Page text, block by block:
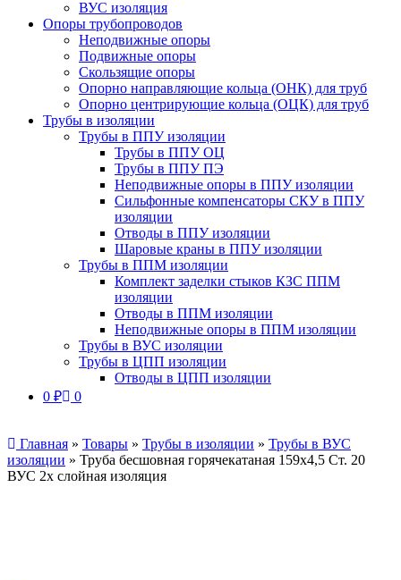
ВУС изоляция
Опоры трубопроводов
Неподвижные опоры
Подвижные опоры
Скользящие опоры
Опорно направляющие кольца (ОНК) для труб
Опорно центрирующие кольца (ОЦК) для труб
Трубы в изоляции
Трубы в ППУ изоляции
Трубы в ППУ ОЦ
Трубы в ППУ ПЭ
Неподвижные опоры в ППУ изоляции
Сильфонные компенсаторы СКУ в ППУ
изоляции
Отводы в ППУ изоляции
Шаровые краны в ППУ изоляции
Трубы в ППМ изоляции
Комплект заделки стыков КЗС ППМ
изоляции
Отводы в ППМ изоляции
Неподвижные опоры в ППМ изоляции
Трубы в ВУС изоляции
Трубы в ЦПП изоляции
Отводы в ЦПП изоляции
0 ₽ 0
Главная » Товары » Трубы в изоляции » Трубы в ВУС
изоляции » Труба бесшовная горячекатаная 159х4,5 Ст. 20
ВУС 2х слойная изоляция